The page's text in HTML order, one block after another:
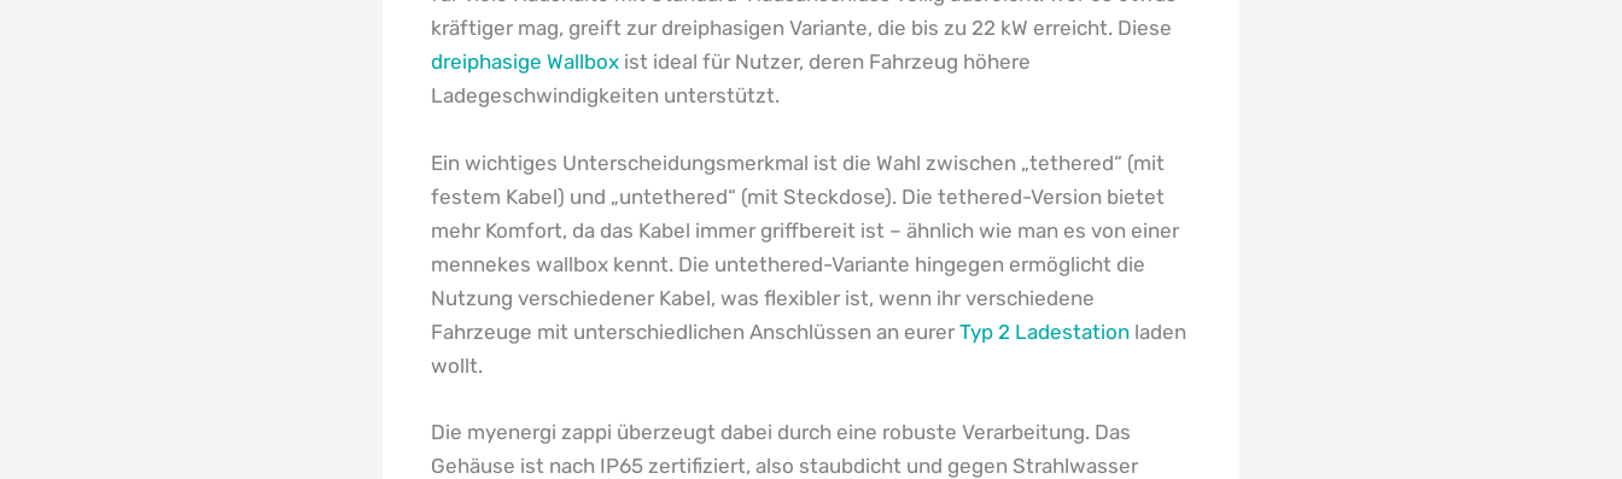
kräftiger mag, greift zur dreiphasigen Variante, die bis zu 22 kW erreicht. Diese
dreiphasige Wallbox ist ideal für Nutzer, deren Fahrzeug höhere
Ladegeschwindigkeiten unterstützt.
Ein wichtiges Unterscheidungsmerkmal ist die Wahl zwischen „tethered“ (mit
festem Kabel) und „untethered“ (mit Steckdose). Die tethered-Version bietet
mehr Komfort, da das Kabel immer griffbereit ist – ähnlich wie man es von einer
mennekes wallbox kennt. Die untethered-Variante hingegen ermöglicht die
Nutzung verschiedener Kabel, was flexibler ist, wenn ihr verschiedene
Fahrzeuge mit unterschiedlichen Anschlüssen an eurer Typ 2 Ladestation laden
wollt.
Die myenergi zappi überzeugt dabei durch eine robuste Verarbeitung. Das
Gehäuse ist nach IP65 zertifiziert, also staubdicht und gegen Strahlwasser